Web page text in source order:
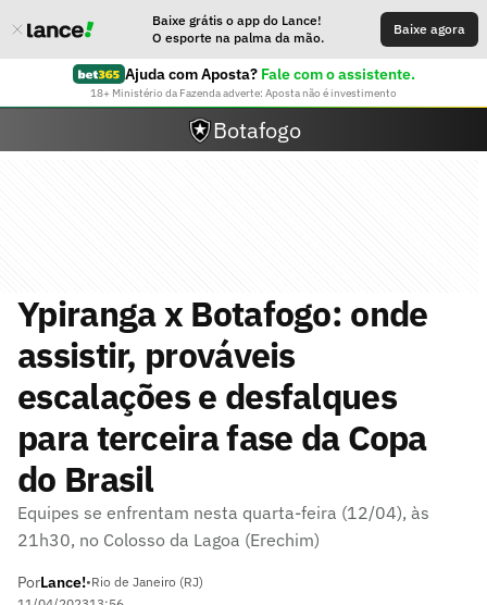
Baixe grátis o app do Lance!
O esporte na palma da mão.
Baixe agora
Ajuda com Aposta? Fale com o assistente.
18+ Ministério da Fazenda adverte: Aposta não é investimento
Botafogo
Ypiranga x Botafogo: onde
assistir, prováveis
escalações e desfalques
para terceira fase da Copa
do Brasil
Equipes se enfrentam nesta quarta-feira (12/04), às
21h30, no Colosso da Lagoa (Erechim)
PorLance!•Rio de Janeiro (RJ)